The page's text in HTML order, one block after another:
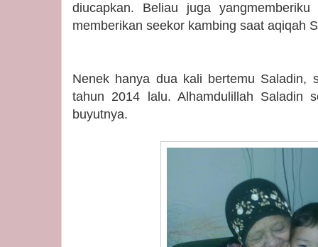
diucapkan. Beliau juga
memberikan seekor kambing saat aqiqah
Nenek hanya dua kali bertemu Saladin,
tahun 2014 lalu. Alhamdulillah Saladin
buyutnya.